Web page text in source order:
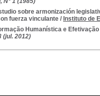
sobre armonización
fuerza vinculante / Instituto de
Humanística e
(jul. 2012)